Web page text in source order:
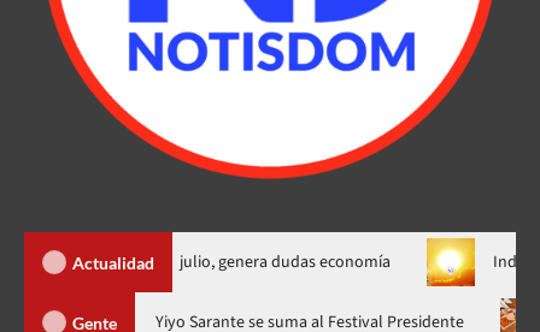
Actualidad
empleos en julio, genera dudas economía Indomet alerta
Gente
en nuevo horario Yiyo Sarante se suma al Festival